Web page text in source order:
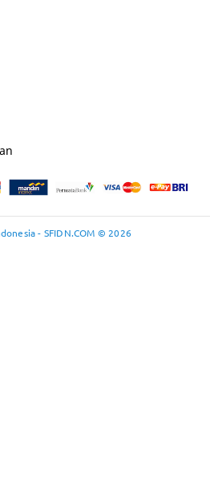
- SFIDN.COM © 2026